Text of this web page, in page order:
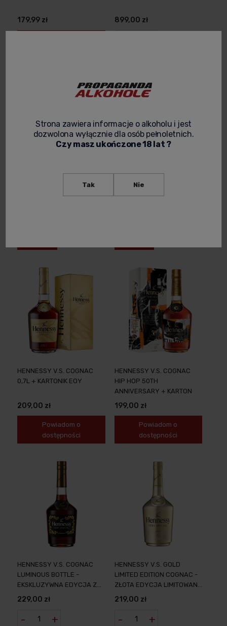
179,99 zł 899,00 zł
0,7L + 2 SZKLANKI -
HENNESSY V.S. COGNAC
0,7L + KARTONIK EOY
209,00 zł
Powiadom o
dostępności
HENNESSY V.S. COGNAC
HIP HOP 50TH
ANNIVERSARY + KARTON
199,00 zł
Powiadom o
dostępności
HENNESSY V.S. COGNAC
LUMINOUS BOTTLE -
EKSKLUZYWNA EDYCJA Z
PODŚWIETLANĄ ETYKIETĄ
229,00 zł
- +
HENNESSY V.S. GOLD
LIMITED EDITION COGNAC -
ZŁOTA EDYCJA LIMITOWANA
KONIAKU
219,00 zł
- +
Strona zawiera informacje o alkoholu i jest
dozwolona wyłącznie dla osób pełnoletnich.
Czy masz ukończone 18 lat ?
Tak Nie